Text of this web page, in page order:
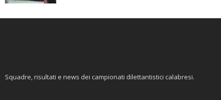
Squadre, risultati e news dei campionati dilettantistici calabresi.